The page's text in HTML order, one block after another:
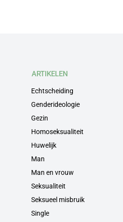
ARTIKELEN
Echtscheiding
Genderideologie
Gezin
Homoseksualiteit
Huwelijk
Man
Man en vrouw
Seksualiteit
Seksueel misbruik
Single